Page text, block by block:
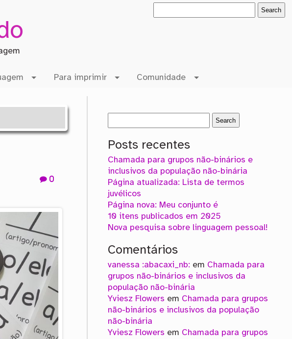
Para imprimir Comunidade
0
Posts recentes
Chamada para grupos não-binários e
inclusivos da população não-binária
Página atualizada: Lista de termos
juvélicos
Página nova: Meu conjunto é
10 itens publicados em 2025
Nova pesquisa sobre linguagem pessoal!
Comentários
vanessa :abacaxi_nb: em Chamada para
grupos não-binários e inclusivos da
população não-binária
Yviesz Flowers em Chamada para grupos
não-binários e inclusivos da população
não-binária
Yviesz Flowers em Chamada para grupos